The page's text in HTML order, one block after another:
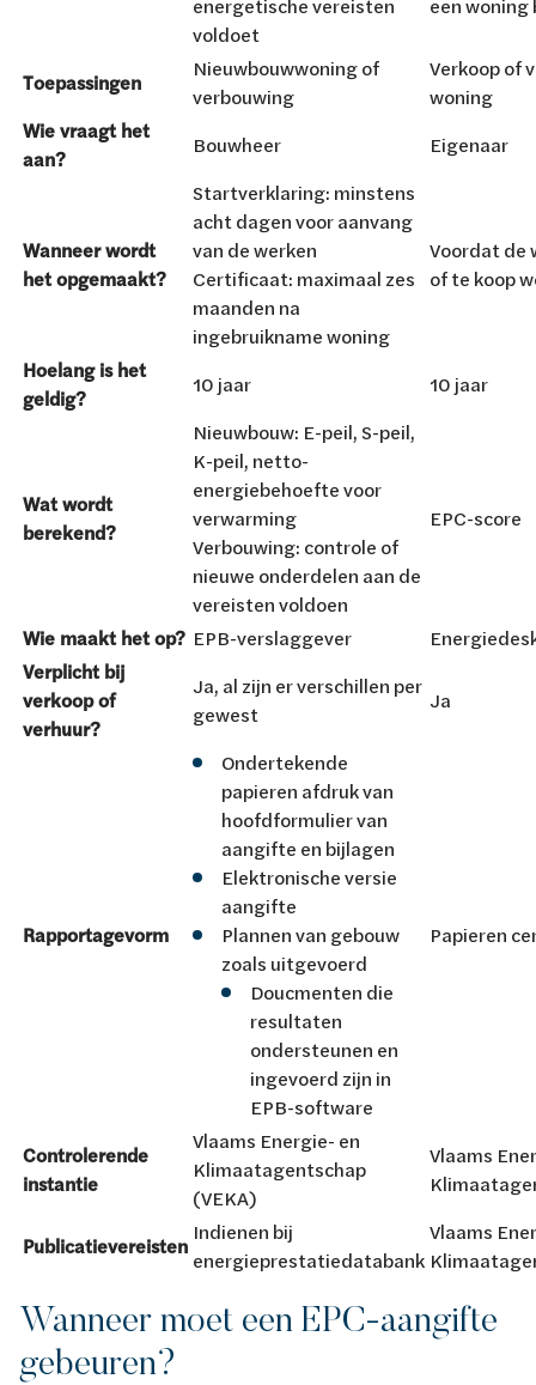
energetische vereisten
voldoet
een woning
Toepassingen
Nieuwbouwwoning of
verbouwing
Verkoop of
woning
Wie vraagt het
aan?
Bouwheer Eigenaar
Wanneer wordt
het opgemaakt?
Startverklaring: minstens
acht dagen voor aanvang
van de werken
Certificaat: maximaal zes
maanden na
ingebruikname woning
Voordat de
of te koop
Hoelang is het
geldig?
10 jaar 10 jaar
Wat wordt
berekend?
Nieuwbouw: E-peil, S-peil,
K-peil, netto-
energiebehoefte voor
verwarming
Verbouwing: controle of
nieuwe onderdelen aan de
vereisten voldoen
EPC-score
Wie maakt het op? EPB-verslaggever
Verplicht bij
verkoop of
verhuur?
Ja, al zijn er verschillen per
gewest
Ja
Rapportagevorm
Ondertekende
papieren afdruk van
hoofdformulier van
aangifte en bijlagen
Elektronische versie
aangifte
Plannen van gebouw
zoals uitgevoerd
Doucmenten die
resultaten
ondersteunen en
ingevoerd zijn in
EPB-software
Papieren
Controlerende
instantie
Vlaams Energie- en
Klimaatagentschap
(VEKA)
Vlaams
Publicatievereisten
Indienen bij
energieprestatiedatabank
Vlaams
Wanneer moet een EPC-aangifte
gebeuren?